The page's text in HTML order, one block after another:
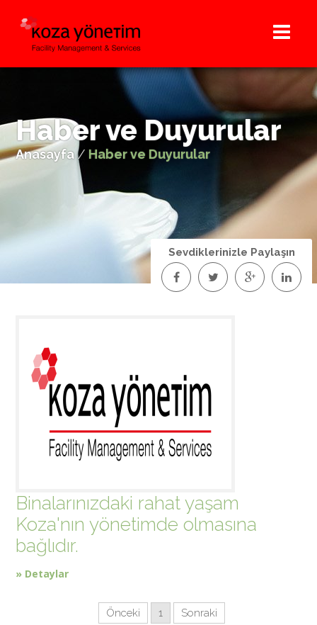
Haber ve Duyurular
Anasayfa/ Haber ve Duyurular
Sevdiklerinizle Paylaşın
Binalarınızdaki rahat yaşam
Koza'nın yönetimde olmasına
bağlıdır.
» Detaylar
Önceki 1 Sonraki